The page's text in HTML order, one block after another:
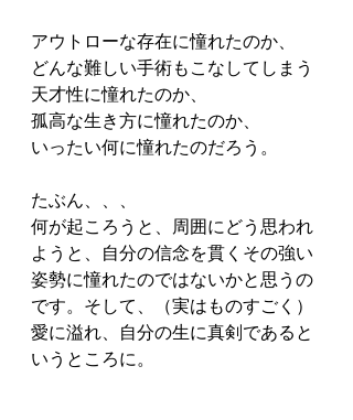
アウトローな存在に憧れたのか、
どんな難しい手術もこなしてしまう
天才性に憧れたのか、
孤高な生き方に憧れたのか、
いったい何に憧れたのだろう。
たぶん、、、
何が起ころうと、周囲にどう思われ
ようと、自分の信念を貫くその強い
姿勢に憧れたのではないかと思うの
です。そして、（実はものすごく）
愛に溢れ、自分の生に真剣であると
いうところに。